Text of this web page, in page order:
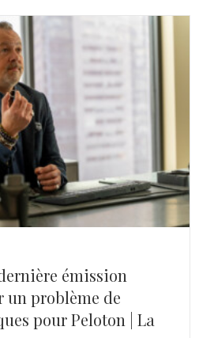
émission
un problème de
pour Peloton | La